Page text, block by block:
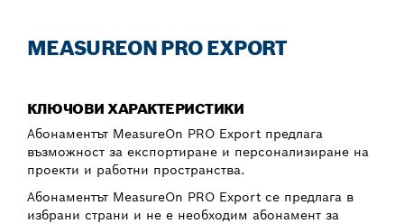
MEASUREON PRO EXPORT
КЛЮЧОВИ ХАРАКТЕРИСТИКИ
Абонаментът MeasureOn PRO Export предлага
възможност за експортиране и персонализиране на
проекти и работни пространства.
Абонаментът MeasureOn PRO Export се предлага в
избрани страни и не е необходим абонамент за